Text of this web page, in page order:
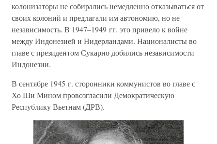
колонизаторы не собирались немедленно отказываться от
своих колоний и предлагали им автономию, но не
независимость. В 1947–1949 гг. это привело к войне
между Индонезией и Нидерландами. Националисты во
главе с президентом Сукарно добились независимости
Индонезии.
В сентябре 1945 г. сторонники коммунистов во главе с
Хо Ши Мином провозгласили Демократическую
Республику Вьетнам (ДРВ).